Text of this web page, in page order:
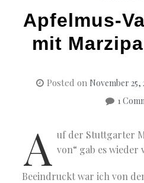
Apfelmus-
mit
Posted on November 25,
1
A uf der Stuttgarter
von“ gab es wieder
Beeindruckt war ich von